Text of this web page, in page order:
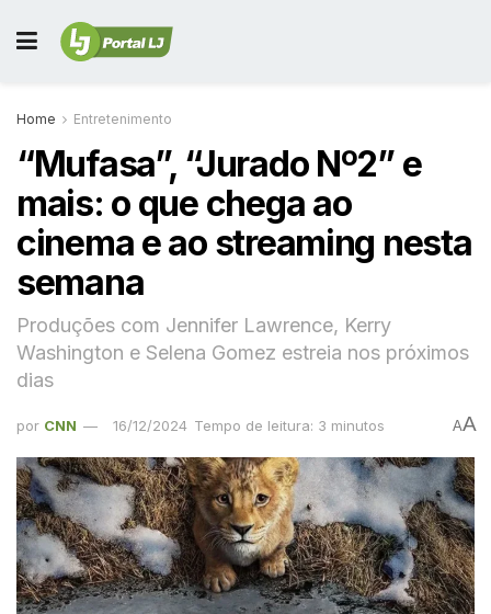
Home Entretenimento
“Mufasa”, “Jurado Nº2” e
mais: o que chega ao
cinema e ao streaming nesta
semana
Produções com Jennifer Lawrence, Kerry
Washington e Selena Gomez estreia nos próximos
dias
por CNN 16/12/2024 Tempo de leitura: 3 minutos AA